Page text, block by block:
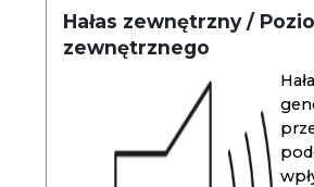
Hałas zewnętrzny /
zewnętrznego